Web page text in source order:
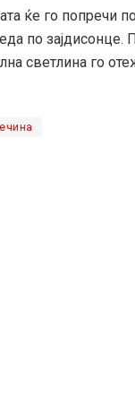
ќе го попречи
по
светлина го